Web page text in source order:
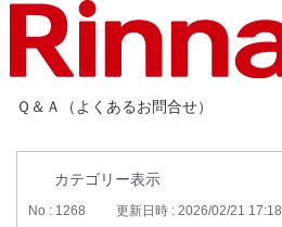
Ｑ＆Ａ（よくあるお問合せ）
カテゴリー表示
No : 1268 更新日時 : 2026/02/21 17:18